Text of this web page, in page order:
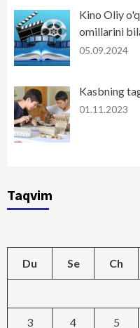
Kino Oliy
omillarini
05.09.2024
Kasbning
01.11.2023
Taqvim
Du Se Ch
3 4 5